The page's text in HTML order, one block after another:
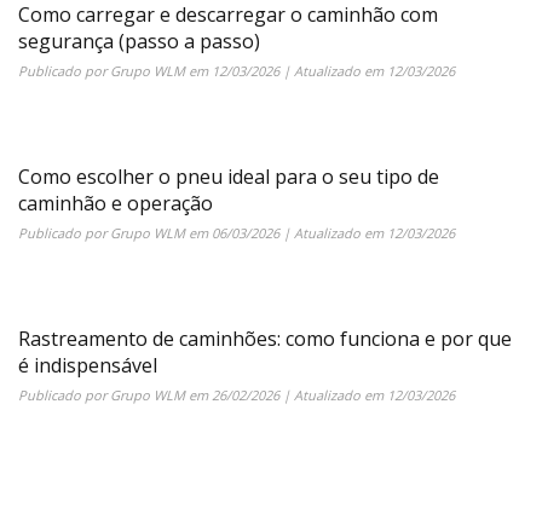
Como carregar e descarregar o caminhão com
segurança (passo a passo)
Publicado porGrupo WLMem 12/03/2026| Atualizado em 12/03/2026
Como escolher o pneu ideal para o seu tipo de
caminhão e operação
Publicado porGrupo WLMem 06/03/2026| Atualizado em 12/03/2026
Rastreamento de caminhões: como funciona e por que
é indispensável
Publicado porGrupo WLMem26/02/2026| Atualizado em 12/03/2026